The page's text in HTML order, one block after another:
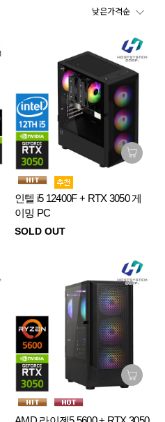
인텔 i5 12400F + RTX 3050 게
이밍 PC
SOLD OUT